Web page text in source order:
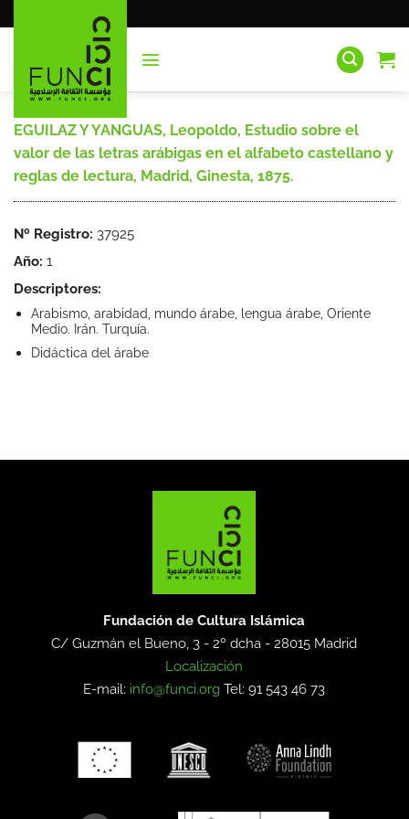
al
EGUILAZ Y YANGUAS, Leopoldo, Estudio sobre el
valor de las letras arábigas en el alfabeto castellano y
reglas de lectura, Madrid, Ginesta, 1875.
Nº Registro: 37925
Año: 1
Descriptores:
Arabismo, arabidad, mundo árabe, lengua árabe, Oriente
Medio. Irán. Turquía.
Didáctica del árabe
Fundación de Cultura Islámica
C/ Guzmán el Bueno, 3 - 2º dcha -28015 Madrid
Localización
E-mail: info@funci.org Tel: 91 543 46 73